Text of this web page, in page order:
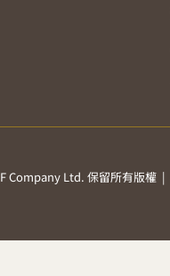
Company Ltd. 保留所有版權 |